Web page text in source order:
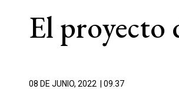
El proyecto
08 DE JUNIO, 2022 | 09.37